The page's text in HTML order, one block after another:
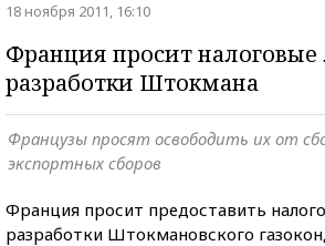
18 ноября 2011, 16:10
Франция просит налоговые
разработки Штокмана
Французы просят освободить их от
экспортных сборов
Франция просит предоставить
разработки Штокмановского